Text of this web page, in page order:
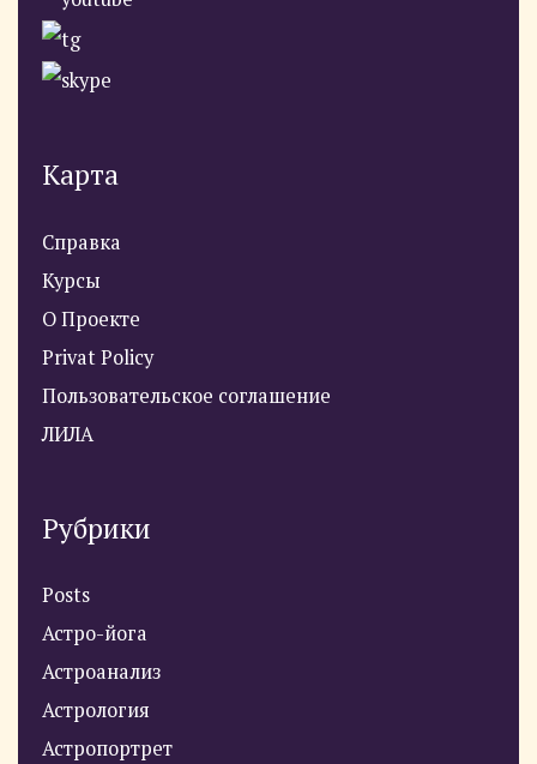
Карта
Справка
Курсы
О Проекте
Privat Policy
Пользовательское соглашение
ЛИЛА
Рубрики
Posts
Астро-йога
Астроанализ
Астрология
Астропортрет